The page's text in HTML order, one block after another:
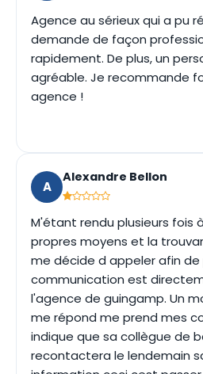
Agence au sérieux qui a pu
demande de façon
rapidement. De plus, un
agréable. Je recommande
agence !
A
Alexandre Bellon
M'étant rendu plusieurs fois
propres moyens et la
me décide d appeler afin de
communication est
l'agence de guingamp. Un
me répond me prend mes
indique que sa collègue de
recontactera le lendemain